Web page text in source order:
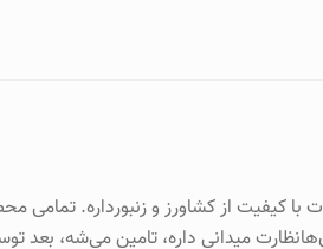
از کشاورز و زنبورداره. تمامی
میدانی داره، تامین می‌شه، بعد